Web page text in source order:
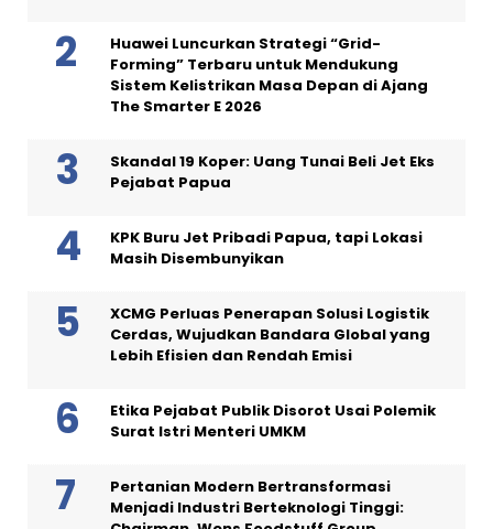
Huawei Luncurkan Strategi “Grid-
Forming” Terbaru untuk Mendukung
Sistem Kelistrikan Masa Depan di Ajang
The Smarter E 2026
Skandal 19 Koper: Uang Tunai Beli Jet Eks
Pejabat Papua
KPK Buru Jet Pribadi Papua, tapi Lokasi
Masih Disembunyikan
XCMG Perluas Penerapan Solusi Logistik
Cerdas, Wujudkan Bandara Global yang
Lebih Efisien dan Rendah Emisi
Etika Pejabat Publik Disorot Usai Polemik
Surat Istri Menteri UMKM
Pertanian Modern Bertransformasi
Menjadi Industri Berteknologi Tinggi: